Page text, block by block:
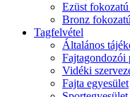
Ezüst
Bronz
Tagfelvétel
Általános
Fajtagondozói
Vidéki
Fajta egyesület